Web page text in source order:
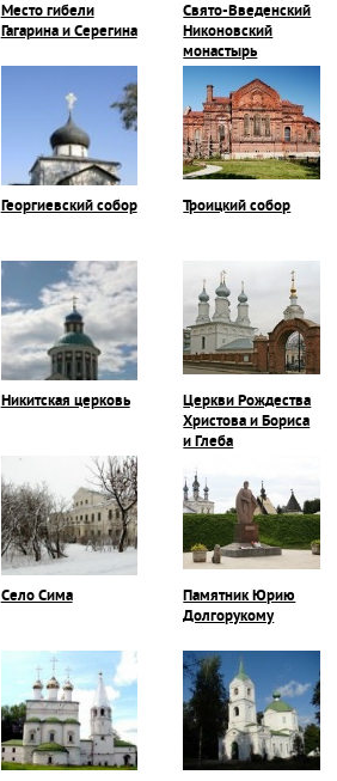
Место гибели
Гагарина и Серегина
Свято-Введенский
Никоновский
монастырь
Георгиевский собор Троицкий собор
Никитская церковь
Церкви Рождества
Христова и Бориса
и Глеба
Село Сима
Памятник Юрию
Долгорукому